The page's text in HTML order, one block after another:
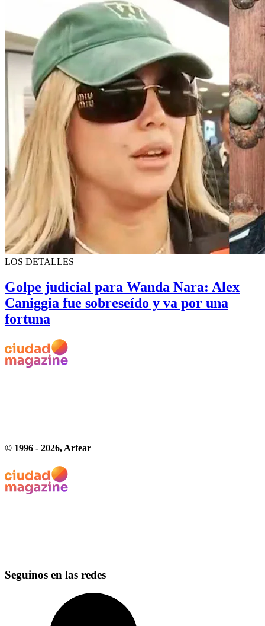
LOS DETALLES
Golpe judicial para Wanda Nara: Alex
Caniggia fue sobreseído y va por una
fortuna
© 1996 - 2026, Artear
Seguinos en las redes